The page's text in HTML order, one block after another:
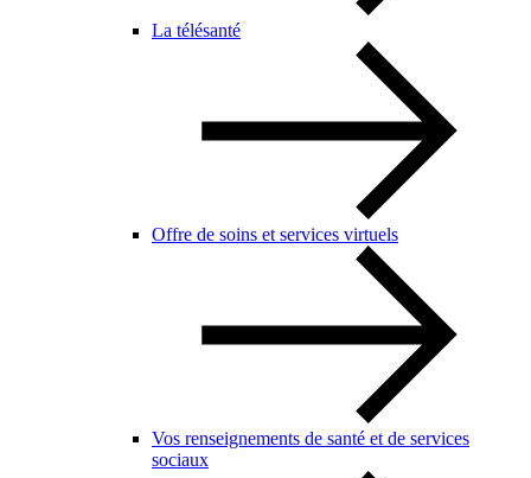
La télésanté
Offre de soins et services virtuels
Vos renseignements de santé et de services
sociaux